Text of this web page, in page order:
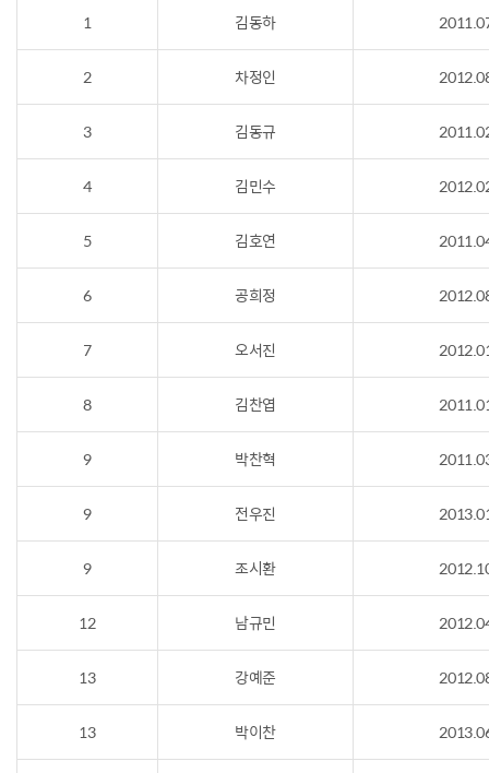
1 김동하
2 차정인
3 김동규
4 김민수
5 김호연
6 공희정
7 오서진
8 김찬엽
9 박찬혁
9 전우진
9 조시환
12 남규민
13 강예준
13 박이찬